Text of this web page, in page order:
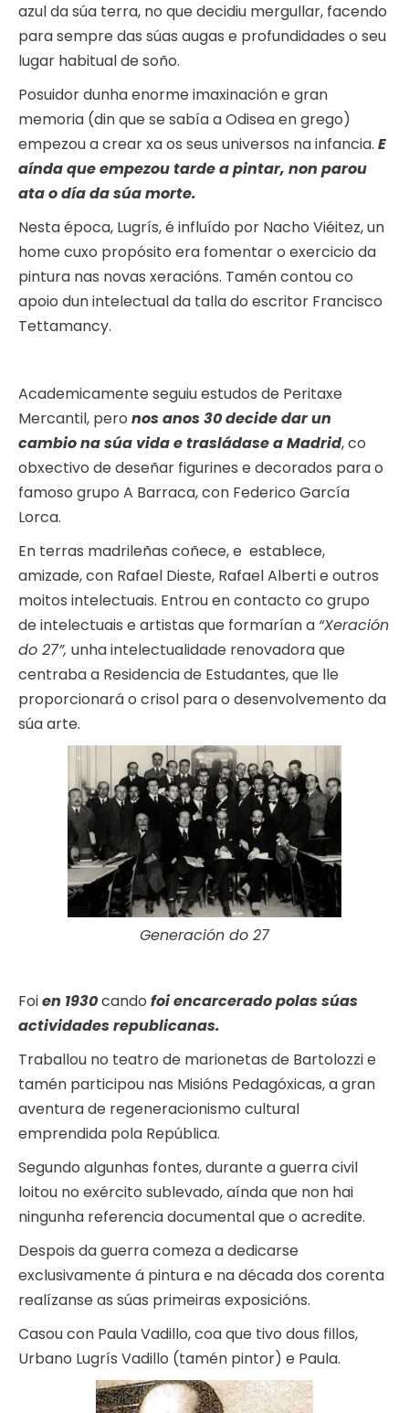
azul da súa terra, no que decidiu mergullar, facendo
para sempre das súas augas e profundidades o seu
lugar habitual de soño.
Posuidor dunha enorme imaxinación e gran
memoria (din que se sabía a Odisea en grego)
empezou a crear xa os seus universos na infancia. E
aínda que empezou tarde a pintar, non parou
ata o día da súa morte.
Nesta época, Lugrís, é influído por Nacho Viéitez, un
home cuxo propósito era fomentar o exercicio da
pintura nas novas xeracións. Tamén contou co
apoio dun intelectual da talla do escritor Francisco
Tettamancy.
Academicamente seguiu estudos de Peritaxe
Mercantil, pero nos anos 30 decide dar un
cambio na súa vida e trasládase a Madrid, co
obxectivo de deseñar figurines e decorados para o
famoso grupo A Barraca, con Federico García
Lorca.
En terras madrileñas coñece, e establece,
amizade, con Rafael Dieste, Rafael Alberti e outros
moitos intelectuais. Entrou en contacto co grupo
de intelectuais e artistas que formarían a “Xeración
do 27”, unha intelectualidade renovadora que
centraba a Residencia de Estudantes, que lle
proporcionará o crisol para o desenvolvemento da
súa arte.
Generación do 27
Foien 1930cando foi encarcerado polas súas
actividades republicanas.
Traballou no teatro de marionetas de Bartolozzi e
tamén participou nas Misións Pedagóxicas, a gran
aventura de regeneracionismo cultural
emprendida pola República.
Segundo algunhas fontes, durante a guerra civil
loitou no exército sublevado, aínda que non hai
ningunha referencia documental que o acredite.
Despois da guerra comeza a dedicarse
exclusivamente á pintura e na década dos corenta
realízanse as súas primeiras exposicións.
Casou con Paula Vadillo, coa que tivo dous fillos,
Urbano Lugrís Vadillo (tamén pintor) e Paula.